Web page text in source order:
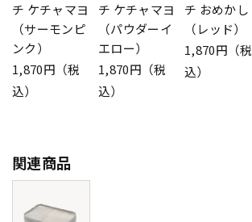
チ ケチャマヨ
（サーモンピ
ンク）
1,870円（税
込）
チ ケチャマヨ
（パウダーイ
エロー）
1,870円（税
込）
チ おめかし
（レッド）
1,870円（税
込）
関連商品